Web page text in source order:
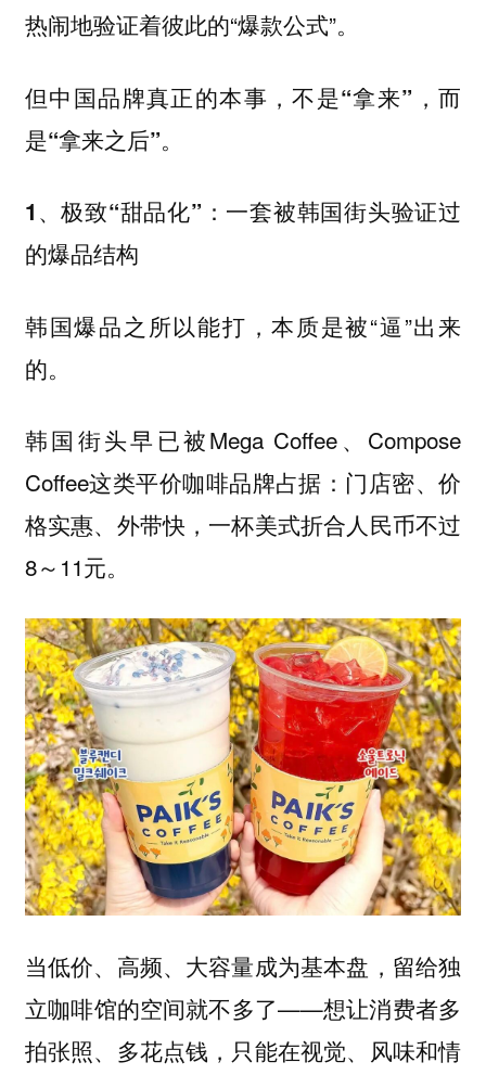
热闹地验证着彼此的“爆款公式”。
但中国品牌真正的本事，不是“拿来”，而
是“拿来之后”。
1、极致“甜品化”：一套被韩国街头验证过
的爆品结构
韩国爆品之所以能打，本质是被“逼”出来
的。
韩国街头早已被Mega Coffee、Compose
Coffee这类平价咖啡品牌占据：门店密、价
格实惠、外带快，一杯美式折合人民币不过
8～11元。
当低价、高频、大容量成为基本盘，留给独
立咖啡馆的空间就不多了——想让消费者多
拍张照、多花点钱，只能在视觉、风味和情